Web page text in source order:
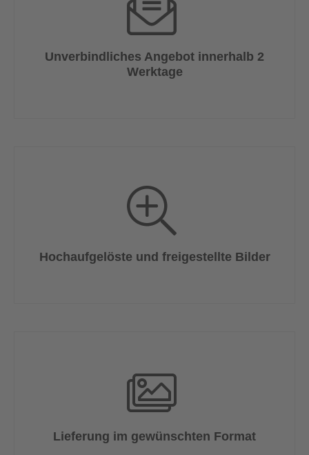
Unverbindliches Angebot innerhalb 2
Werktage
Hochaufgelöste und freigestellte Bilder
Lieferung im gewünschten Format